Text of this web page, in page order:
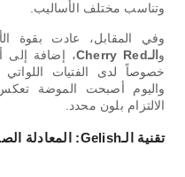
وتناسب مختلف الأساليب.
وفي المقابل، عادت بقوة
و الـCherry Red ، إضافة إلى
خصوصاً لدى الفتيات
واليوم أصبحت الموضة
الالتزام بلون محدد.
تقنية الـGelish: المعادلة الصحيحة بين الجاذبية والصحة